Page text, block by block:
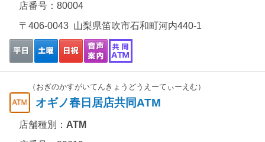
店番号：80004
〒406-0043 山梨県笛吹市石和町河内440-1
（おぎのかすがいてんきょうどうえーてぃーえむ）
オギノ春日居店共同ATM
店舗種別： ATM